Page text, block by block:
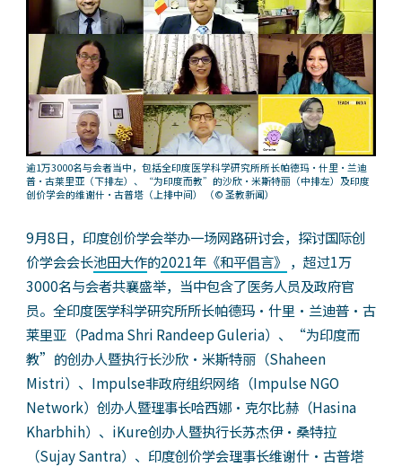
逾1万3000名与会者当中，包括全印度医学科学研究所所长帕德玛•什里•兰迪
普•古莱里亚（下排左）、“为印度而教”的沙欣•米斯特丽（中排左）及印度
创价学会的维谢什•古普塔（上排中间）
（© 圣教新闻）
9月8日，印度创价学会举办一场网路研讨会，探讨国际创
价学会会长池田大作的2021年《和平倡言》 ，超过1万
3000名与会者共襄盛举，当中包含了医务人员及政府官
员。全印度医学科学研究所所长帕德玛•什里•兰迪普•古
莱里亚（Padma Shri Randeep Guleria）、“为印度而
教”的创办人暨执行长沙欣•米斯特丽（Shaheen
Mistri）、Impulse非政府组织网络（Impulse NGO
Network）创办人暨理事长哈西娜•克尔比赫（Hasina
Kharbhih）、iKure创办人暨执行长苏杰伊•桑特拉
（Sujay Santra）、印度创价学会理事长维谢什•古普塔